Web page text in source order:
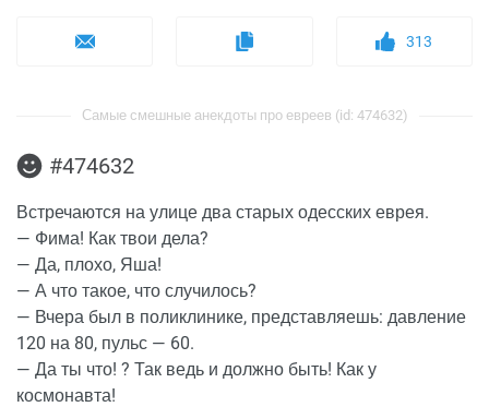
313
Самые смешные анекдоты про евреев (id: 474632)
#474632
Встречаются на улице два старых одесских еврея.
— Фима! Как твои дела?
— Да, плохо, Яша!
— А что такое, что случилось?
— Вчера был в поликлинике, представляешь: давление
120 на 80, пульс — 60.
— Да ты что! ? Так ведь и должно быть! Как у
космонавта!